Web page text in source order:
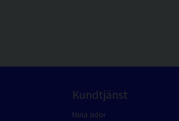
Kundtjänst
Mina sidor